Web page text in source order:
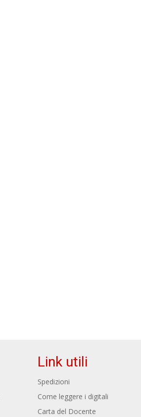
Link utili
Spedizioni
Come leggere i digitali
Carta del Docente